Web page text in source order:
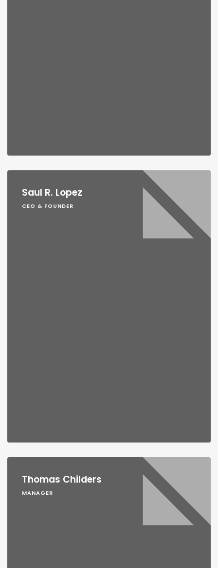
Saul R. Lopez
CEO & FOUNDER
Thomas Childers
MANAGER